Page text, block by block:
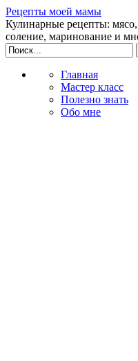
Рецепты моей мамы
Кулинарные рецепты:
соление, маринование и
Главная
Мастер класс
Полезно знать
Обо мне